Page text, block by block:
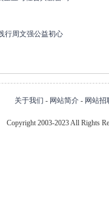
行周文强公益初心
关于我们 - 网站简介 - 网站招
Copyright 2003-2023 All Rights